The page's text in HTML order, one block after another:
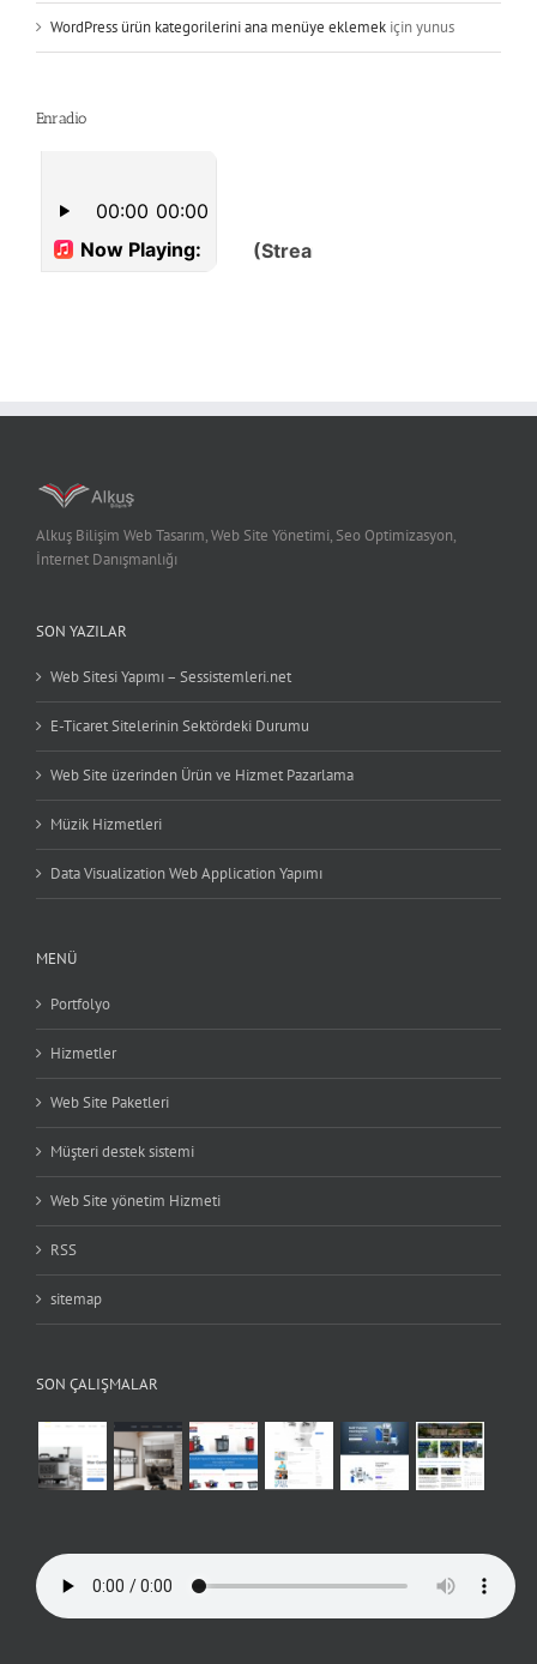
WordPress ürün kategorilerini ana menüye eklemek içinyunus
Enradio
Alkuş Bilişim Web Tasarım, Web Site Yönetimi, Seo Optimizasyon,
İnternet Danışmanlığı
SON YAZILAR
Web Sitesi Yapımı – Sessistemleri.net
E-Ticaret Sitelerinin Sektördeki Durumu
Web Site üzerinden Ürün ve Hizmet Pazarlama
Müzik Hizmetleri
Data Visualization Web Application Yapımı
MENÜ
Portfolyo
Hizmetler
Web Site Paketleri
Müşteri destek sistemi
Web Site yönetim Hizmeti
RSS
sitemap
SON ÇALIŞMALAR